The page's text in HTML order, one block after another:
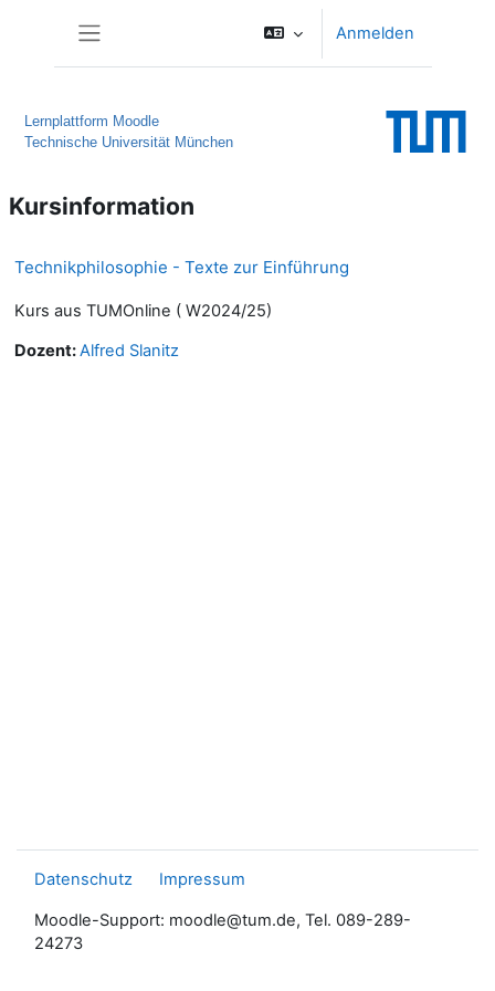
Anmelden
Lernplattform Moodle
Technische Universität München
Kursinformation
Technikphilosophie - Texte zur Einführung
Kurs aus TUMOnline ( W2024/25)
Dozent:Alfred Slanitz
Datenschutz Impressum
Moodle-Support: moodle@tum.de, Tel. 089-289-
24273